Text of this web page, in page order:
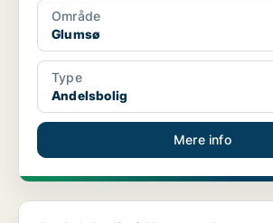
Område
Glumsø
Type
Andelsbolig
Mere info
Andelsbolig i Næstved